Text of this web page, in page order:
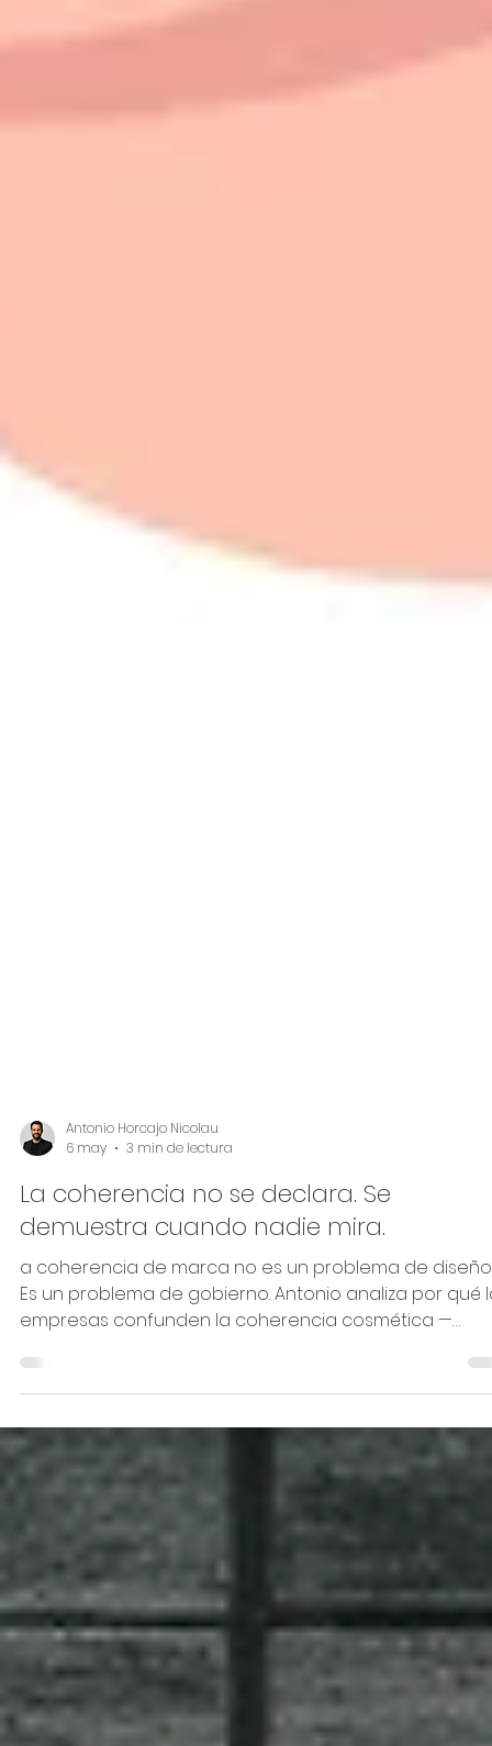
La coherencia no se declara. Se
demuestra cuando nadie mira.
a coherencia de marca no es un problema de diseño.
Es un problema de gobierno. Antonio analiza por qué
empresas confunden la coherencia cosmética —
colores, tipografías, manuales— con la coherencia
operativa que genera confianza, reduce el coste de
adquisición recurrente y sobrevive a la presión. El
artículo incluye el test de coherencia real y el
argumento financiero que ninguna empresa aplica.